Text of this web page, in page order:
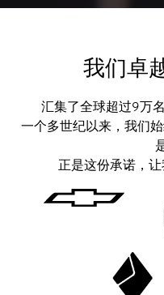
我们卓
汇集了全球超过9万
一个多世纪以来，我们
正是这份承诺，